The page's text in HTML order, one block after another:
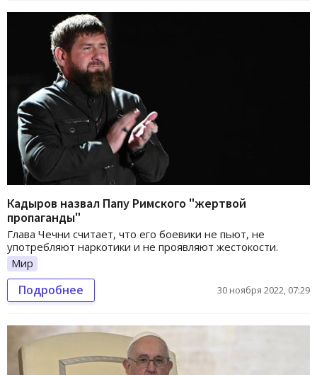
Кадыров назвал Папу Римского "жертвой
пропаганды"
Глава Чечни считает, что его боевики не пьют, не
употребляют наркотики и не проявляют жестокости.
Мир
Подробнее 30 ноября 2022, 07:29